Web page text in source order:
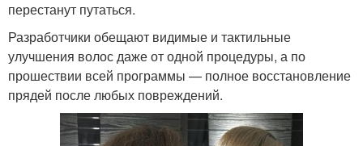
перестанут путаться.
Разработчики обещают видимые и тактильные
улучшения волос даже от одной процедуры, а по
прошествии всей программы — полное восстановление
прядей после любых повреждений.